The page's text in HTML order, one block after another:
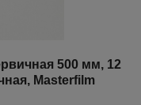
500 мм, 12
Masterfilm